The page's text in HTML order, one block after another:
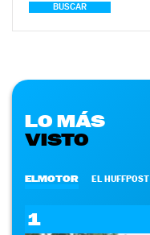
BUSCAR
LO MÁS
VISTO
ELMOTOR EL HUFFPOST
1